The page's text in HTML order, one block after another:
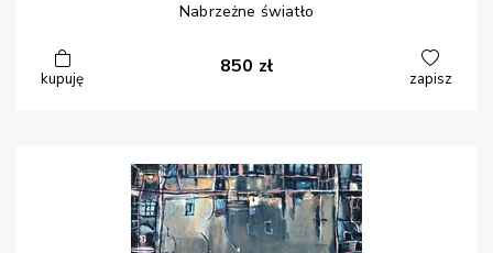
Nabrzeżne światło
kupuję
850 zł
zapisz